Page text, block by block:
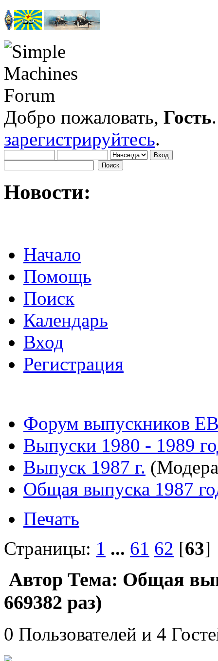
Добро пожаловать, Гость
зарегистрируйтесь.
Новости:
Начало
Помощь
Поиск
Календарь
Вход
Регистрация
Форум выпускников
Выпуски 1980 - 1989
Выпуск 1987 г.
Общая выпуска 1987
Печать
Страницы: 1 ... 61 62 [63
Автор Тема: Общая
669382 раз)
0 Пользователей и 4